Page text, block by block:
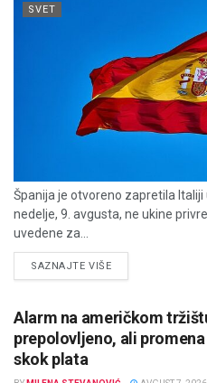
SVET
Španija je otvoreno zapretila
nedelje, 9. avgusta, ne ukine
uvedene za...
SAZNAJTE VIŠEDETAILS
Alarm na američkom
prepolovljeno, ali
skok plata